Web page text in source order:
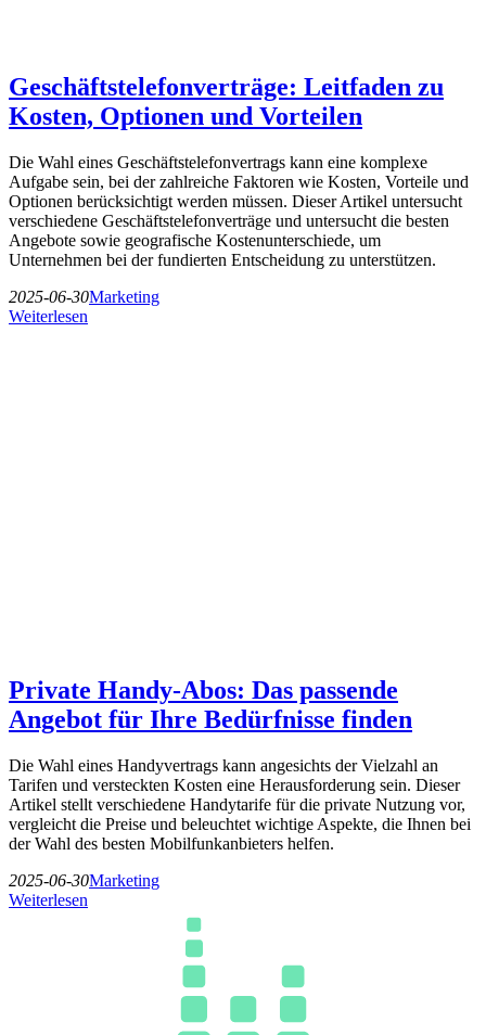
Geschäftstelefonverträge: Leitfaden zu
Kosten, Optionen und Vorteilen
Die Wahl eines Geschäftstelefonvertrags kann eine komplexe
Aufgabe sein, bei der zahlreiche Faktoren wie Kosten, Vorteile und
Optionen berücksichtigt werden müssen. Dieser Artikel untersucht
verschiedene Geschäftstelefonverträge und untersucht die besten
Angebote sowie geografische Kostenunterschiede, um
Unternehmen bei der fundierten Entscheidung zu unterstützen.
2025-06-30Marketing
Weiterlesen
Private Handy-Abos: Das passende
Angebot für Ihre Bedürfnisse finden
Die Wahl eines Handyvertrags kann angesichts der Vielzahl an
Tarifen und versteckten Kosten eine Herausforderung sein. Dieser
Artikel stellt verschiedene Handytarife für die private Nutzung vor,
vergleicht die Preise und beleuchtet wichtige Aspekte, die Ihnen bei
der Wahl des besten Mobilfunkanbieters helfen.
2025-06-30Marketing
Weiterlesen